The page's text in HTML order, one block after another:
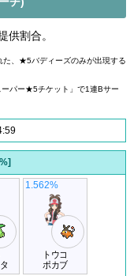
供割合。
た、★5バディーズのみが出現する
パー★5チケット」で1連Bサー
トウコ
ポカブ
1.562%